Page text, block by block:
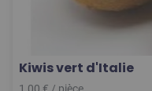
Kiwis vert d'Italie